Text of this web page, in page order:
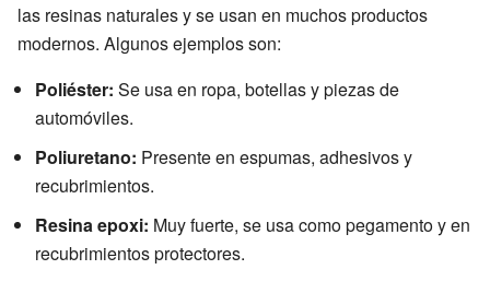
las resinas naturales y se usan en muchos productos
modernos. Algunos ejemplos son:
Poliéster: Se usa en ropa, botellas y piezas de
automóviles.
Poliuretano: Presente en espumas, adhesivos y
recubrimientos.
Resina epoxi: Muy fuerte, se usa como pegamento y en
recubrimientos protectores.